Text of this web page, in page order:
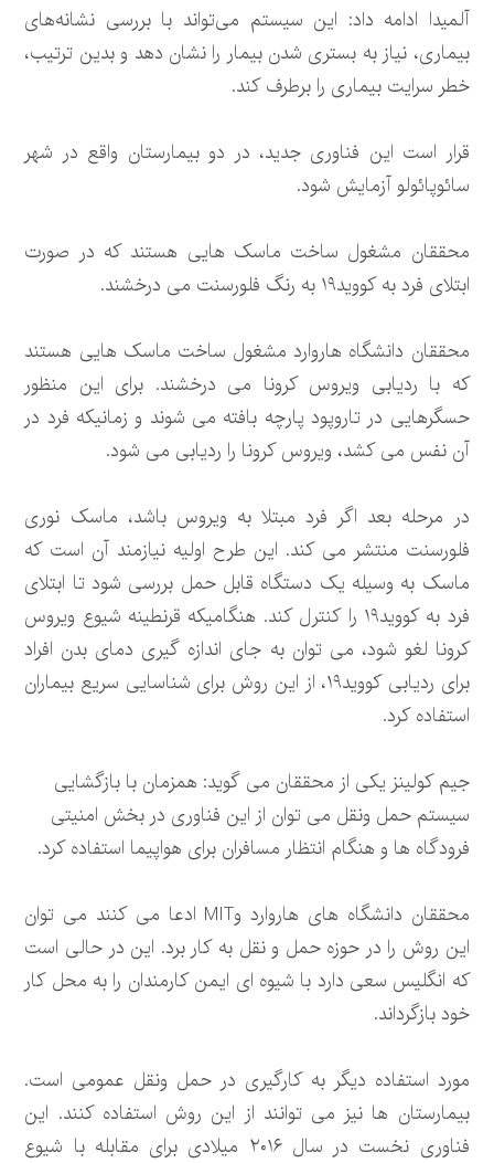
آلمیدا ادامه داد: این سیستم می‌تواند با بررسی نشانه‌های
بیماری، نیاز به بستری شدن بیمار را نشان دهد و بدین ترتیب،
خطر سرایت بیماری را برطرف کند.
قرار است این فناوری جدید، در دو بیمارستان واقع در شهر
سائوپائولو آزمایش شود.
محققان مشغول ساخت ماسک هایی هستند که در صورت
ابتلای فرد به کووید۱۹ به رنگ فلورسنت می درخشند.
محققان دانشگاه هاروارد مشغول ساخت ماسک هایی هستند
که با ردیابی ویروس کرونا می درخشند. برای این منظور
حسگرهایی در تاروپود پارچه بافته می شوند و زمانیکه فرد در
آن نفس می کشد، ویروس کرونا را ردیابی می شود.
در مرحله بعد اگر فرد مبتلا به ویروس باشد، ماسک نوری
فلورسنت منتشر می کند. این طرح اولیه نیازمند آن است که
ماسک به وسیله یک دستگاه قابل حمل بررسی شود تا ابتلای
فرد به کووید۱۹ را کنترل کند. هنگامیکه قرنطینه شیوع ویروس
کرونا لغو شود، می توان به جای اندازه گیری دمای بدن افراد
برای ردیابی کووید۱۹، از این روش برای شناسایی سریع بیماران
استفاده کرد.
جیم کولینز یکی از محققان می گوید: همزمان با بازگشایی
سیستم حمل ونقل می توان از این فناوری در بخش امنیتی
فرودگاه ها و هنگام انتظار مسافران برای هواپیما استفاده کرد.
محققان دانشگاه های هاروارد وMIT ادعا می کنند می توان
این روش را در حوزه حمل و نقل به کار برد. این در حالی است
که انگلیس سعی دارد با شیوه ای ایمن کارمندان را به محل کار
خود بازگرداند.
مورد استفاده دیگر به کارگیری در حمل ونقل عمومی است.
بیمارستان ها نیز می توانند از این روش استفاده کنند. این
فناوری نخست در سال ۲۰۱۶ میلادی برای مقابله با شیوع